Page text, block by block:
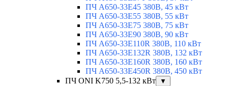
ПЧ A650-33E45 380В, 45 кВт
ПЧ A650-33E55 380В, 55 кВт
ПЧ A650-33E75 380В, 75 кВт
ПЧ A650-33E90 380В, 90 кВт
ПЧ A650-33E110R 380В, 110 кВт
ПЧ A650-33E132R 380В, 132 кВт
ПЧ A650-33E160R 380В, 160 кВт
ПЧ A650-33E450R 380В, 450 кВт
ПЧ ONI K750 5,5-132 кВт
▼